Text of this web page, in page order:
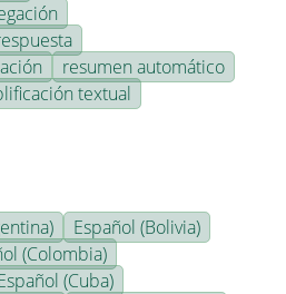
resumen automático
textual
Español (Bolivia)
(Colombia)
(Cuba)